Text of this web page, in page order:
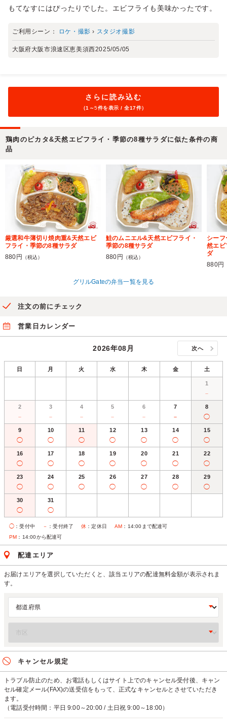
もてなすにはぴったりでした。エビフライも美味かったです。
ご利用シーン： ロケ・撮影 › スタジオ撮影
大阪府大阪市浪速区恵美須西2025/05/05
さらに読み込む
（1～5件を表示 / 全17件）
鶏肉のピカタ&天然エビフライ・季節の8種サラダに似た条件の商
品
厳選和牛薄切り焼肉重&天然エビ
フライ・季節の8種サラダ
880円
（税込）
鮭のムニエル&天然エビフライ・
季節の8種サラダ
880円
（税込）
シー
然エビ
ダ
880円
グリルGateの弁当一覧を見る
注文の前にチェック
営業日カレンダー
2026年08月 次へ
日 月 火 水 木 金 土
1
－
2
－
3
－
4
－
5
－
6
－
7
－
8
◯
9
◯
10
◯
11
◯
12
◯
13
◯
14
◯
15
◯
16
◯
17
◯
18
◯
19
◯
20
◯
21
◯
22
◯
23
◯
24
◯
25
◯
26
◯
27
◯
28
◯
29
◯
30
◯
31
◯
◯ ：受付中 － ：受付終了 休 ：定休日 AM ：14:00まで配達可
PM ：14:00から配達可
配達エリア
お届けエリアを選択していただくと、該当エリアの配達無料金額が表示されま
す。
キャンセル規定
トラブル防止のため、お電話もしくはサイト上でのキャンセル受付後、キャン
セル確定メール(FAX)の送受信をもって、正式なキャンセルとさせていただき
ます。
（電話受付時間：平日 9:00～20:00 / 土日祝 9:00～18:00）